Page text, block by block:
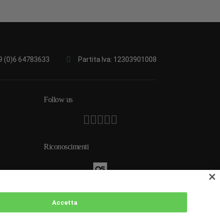
(0)6 64783633 Partita Iva: 12303901008
Follow us
Riconoscimenti
Accetta